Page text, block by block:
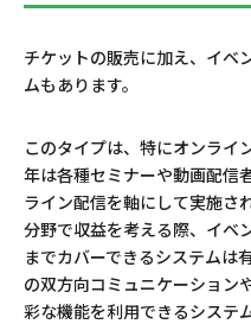
チケットの販売に加え、イベ
ムもあります。
このタイプは、特にオンライ
年は各種セミナーや動画配信
ライン配信を軸にして実施さ
分野で収益を考える際、イベ
までカバーできるシステムは
の双方向コミュニケーション
彩な機能を利用できるシステム